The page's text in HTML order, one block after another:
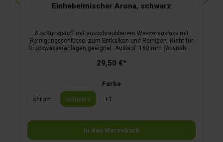
Einhebelmischer Arona, schwarz
Aus Kunststoff mit ausschraubbarem Wasserauslass mit
Reinigungsschlüssel zum Entkalken und Reinigen. Nicht für
Druckwasseranlagen geeignet. Auslauf: 160 mm (Ausnahme
29,50 €*
Farbe
chrom
schwarz +1
In den Warenkorb